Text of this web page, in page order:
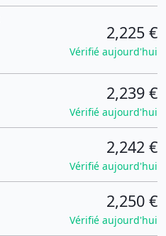
2,225 €
Vérifié aujourd'hui
2,239 €
Vérifié aujourd'hui
2,242 €
Vérifié aujourd'hui
2,250 €
Vérifié aujourd'hui